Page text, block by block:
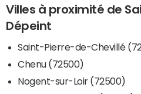
Villes à proximité de
Dépeint
Saint-Pierre-de-Chevillé
Chenu (72500)
Nogent-sur-Loir (72500)